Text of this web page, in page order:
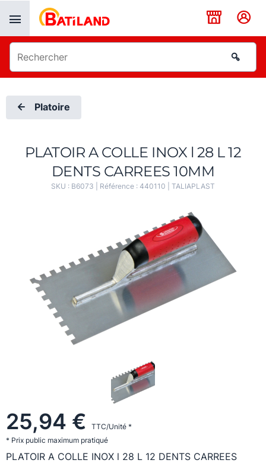
Platoire
PLATOIR A COLLE INOX l 28 L 12
DENTS CARREES 10MM
SKU : B6073 | Référence : 440110 TALIAPLAST
25,94 €
TTC/Unité *
* Prix public maximum pratiqué
PLATOIR A COLLE INOX l 28 L 12 DENTS CARREES
Panneau de gestion des cookies